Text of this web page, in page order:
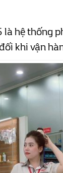
hệ thống
khi vận